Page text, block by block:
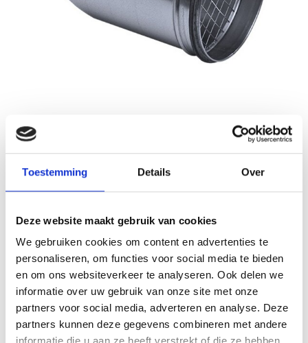
Toestemming Details Over
Deze website maakt gebruik van cookies
We gebruiken cookies om content en advertenties te
personaliseren, om functies voor social media te bieden
en om ons websiteverkeer te analyseren. Ook delen we
informatie over uw gebruik van onze site met onze
partners voor social media, adverteren en analyse. Deze
partners kunnen deze gegevens combineren met andere
Nedfan.NL
Uitblaasstuk 100 mm met SAFE
Schrijf je eigen review
Aantal
Toevoegen aan winkelwagen
Toevoegen aan offerte